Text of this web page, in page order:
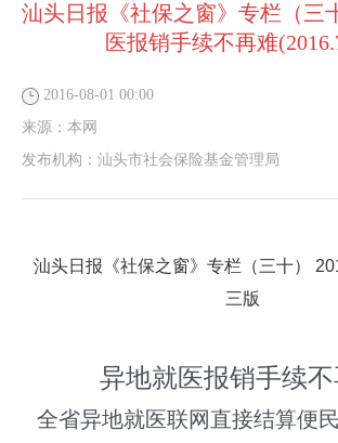
汕头日报《社保之窗》专栏（三
医报销手续不再难
2016-08-01 00:00
来源： 本网
发布机构： 汕头市社会保险基金管理局
汕头日报《社保之窗》专栏（三十）
三版
异地就医报销手续
全省异地就医联网直接结算便